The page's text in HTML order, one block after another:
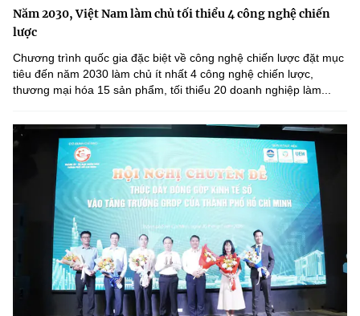
Năm 2030, Việt Nam làm chủ tối thiểu 4 công nghệ chiến
lược
Chương trình quốc gia đặc biệt về công nghệ chiến lược đặt mục
tiêu đến năm 2030 làm chủ ít nhất 4 công nghệ chiến lược,
thương mại hóa 15 sản phẩm, tối thiểu 20 doanh nghiệp làm...